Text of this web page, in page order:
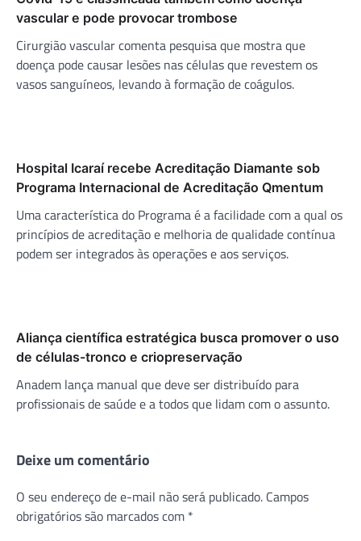
vascular e pode provocar trombose
Cirurgião vascular comenta pesquisa que mostra que
doença pode causar lesões nas células que revestem os
vasos sanguíneos, levando à formação de coágulos.
Hospital Icaraí recebe Acreditação Diamante sob
Programa Internacional de Acreditação Qmentum
Uma característica do Programa é a facilidade com a qual os
princípios de acreditação e melhoria de qualidade contínua
podem ser integrados às operações e aos serviços.
Aliança científica estratégica busca promover o uso
de células-tronco e criopreservação
Anadem lança manual que deve ser distribuído para
profissionais de saúde e a todos que lidam com o assunto.
Deixe um comentário
O seu endereço de e-mail não será publicado. Campos
obrigatórios são marcados com *